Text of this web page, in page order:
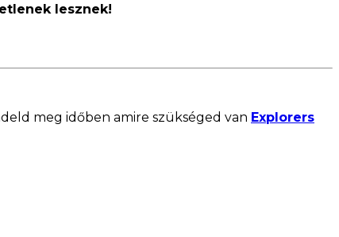
lesznek!
meg időben amire szükséged van Explorers